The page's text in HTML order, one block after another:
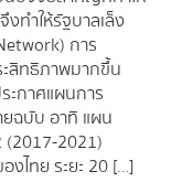
งทำให้รัฐบาลเล็ง
การ
สิทธิภาพมากขึ้น
ะกาศแผนการ
ฉบับ อาทิ แผน
2021)
ไทย ระยะ 20 […]